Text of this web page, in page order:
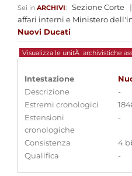
Sei in ARCHIVI: Sezione Corte |
affari interni e Ministero
Nuovi Ducati
Visualizza le unitÃ archivistiche
Intestazione
Descrizione
-
Estremi cronologici
Estensioni
cronologiche
-
Consistenza
4
Qualifica
-